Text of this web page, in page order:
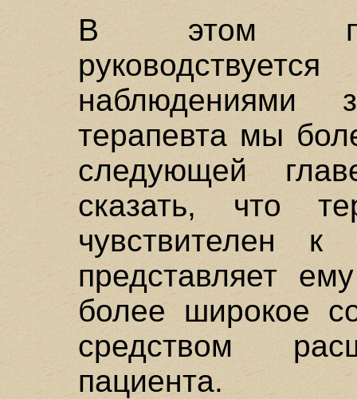
В этом
наблюдениями
терапевта мы
следующей
сказать, что
чувствителен к
представляет
более широкое
средством
пациента.